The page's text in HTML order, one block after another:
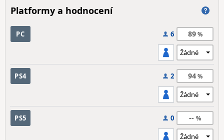
Platformy a hodnocení
PC 6 89
PS4 2 94
PS5 0 --